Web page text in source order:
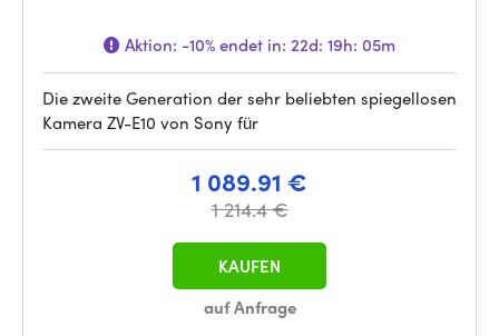
Aktion: -10%endet in: 22d: 19h: 05m
Die zweite Generation der sehr beliebten spiegellosen
Kamera ZV-E10 von Sony für
1 089.91 €
1 214.4 €
auf Anfrage
KAUFEN